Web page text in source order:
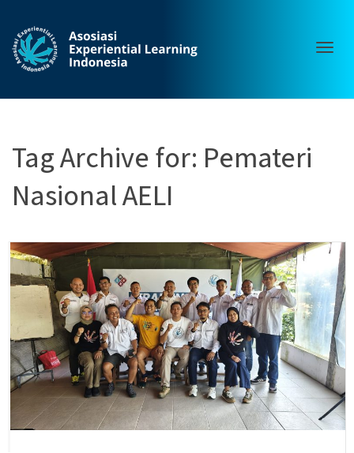
Tag Archive for: Pemateri
Nasional AELI